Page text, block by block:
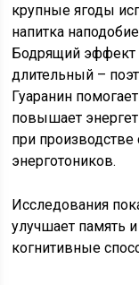
крупные ягоды
напитка
Бодрящий эффект
длительный –
Гуаранин
повышает
при
энерготоников.
Исследования
улучшает память
когнитивные